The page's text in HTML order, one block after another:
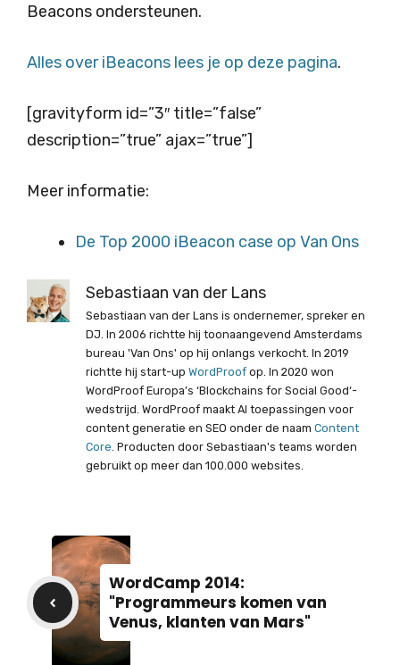
Beacons ondersteunen.
Alles over iBeacons lees je op deze pagina.
[gravityform id=”3″ title=”false”
description=”true” ajax=”true”]
Meer informatie:
De Top 2000 iBeacon case op Van Ons
Sebastiaan van der Lans
Sebastiaan van der Lans is ondernemer, spreker en
DJ. In 2006 richtte hij toonaangevend Amsterdams
bureau 'Van Ons' op hij onlangs verkocht. In 2019
richtte hij start-up WordProof op. In 2020 won
WordProof Europa’s ‘Blockchains for Social Good‘-
wedstrijd. WordProof maakt AI toepassingen voor
content generatie en SEO onder de naam Content
Core . Producten door Sebastiaan's teams worden
gebruikt op meer dan 100.000 websites.
WordCamp 2014:
"Programmeurs komen van
Venus, klanten van Mars"